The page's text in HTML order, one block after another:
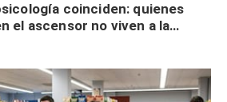
coinciden: quienes
el ascensor no viven a la
social